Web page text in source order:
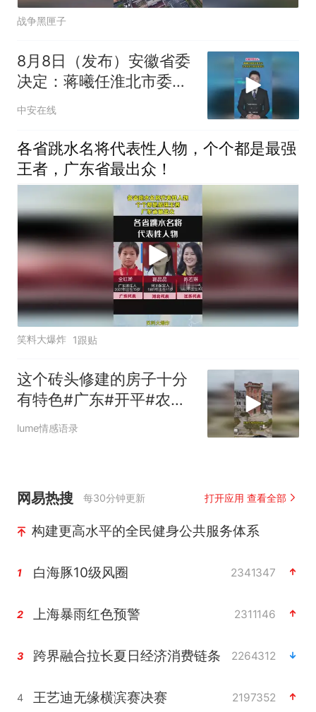
战争黑匣子
8月8日（发布）安徽省委
决定：蒋曦任淮北市委书
记，汪华东任阜阳市委书
邮箱：3882124142
中安在线
各省跳水名将代表性人物，个个都是最强
王者，广东省最出众！
笑料大爆炸 1跟贴
这个砖头修建的房子十分
有特色#广东#开平#农村
自建房#砖头
lume情感语录
网易热搜 每30分钟更新 打开应用 查看全部
构建更高水平的全民健身公共服务体系
1 白海豚10级风圈 2341347
2 上海暴雨红色预警 2311146
3 跨界融合拉长夏日经济消费链条 2264312
4 王艺迪无缘横滨赛决赛 2197352